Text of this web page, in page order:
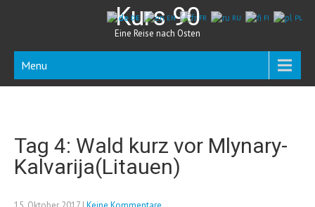
Kurs 90
Eine Reise nach Osten
Menu
Tag 4: Wald kurz vor Mlynary-
Kalvarija(Litauen)
DE EN FR RU FI PL